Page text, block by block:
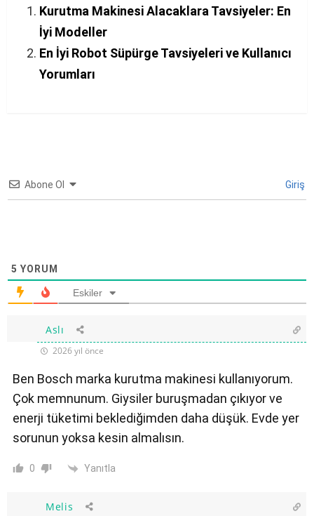
Kurutma Makinesi Alacaklara Tavsiyeler: En
İyi Modeller
En İyi Robot Süpürge Tavsiyeleri ve Kullanıcı
Yorumları
Abone Ol Giriş
5 YORUM
Eskiler
Aslı
2026 yıl önce
Ben Bosch marka kurutma makinesi kullanıyorum.
Çok memnunum. Giysiler buruşmadan çıkıyor ve
enerji tüketimi beklediğimden daha düşük. Evde yer
sorunun yoksa kesin almalısın.
0 Yanıtla
Melis